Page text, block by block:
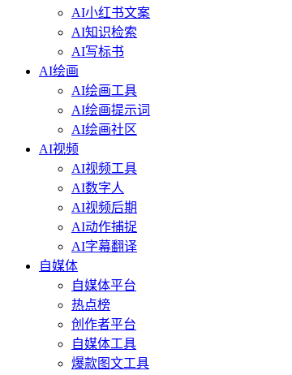
AI小红书文案
AI知识检索
AI写标书
AI绘画
AI绘画工具
AI绘画提示词
AI绘画社区
AI视频
AI视频工具
AI数字人
AI视频后期
AI动作捕捉
AI字幕翻译
自媒体
自媒体平台
热点榜
创作者平台
自媒体工具
爆款图文工具